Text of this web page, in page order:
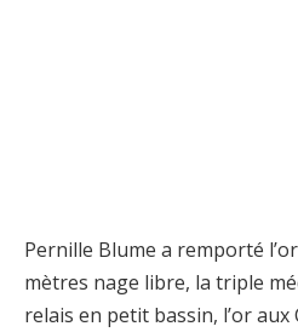
Pernille Blume a remporté
mètres nage libre, la triple
relais en petit bassin, l’or aux